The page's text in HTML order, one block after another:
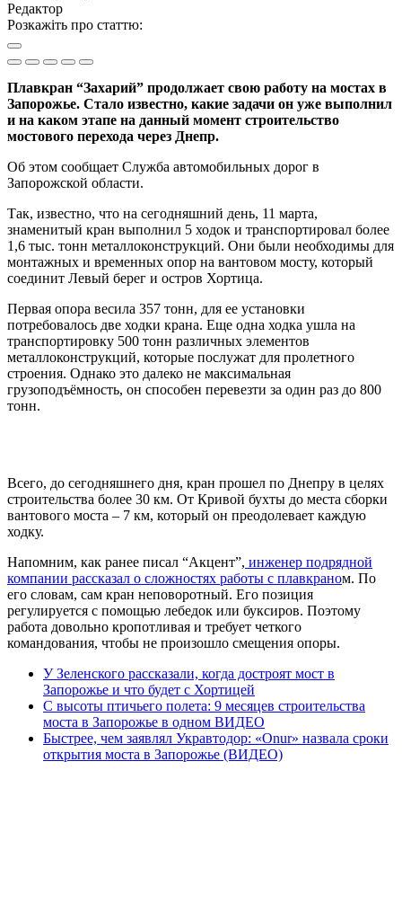
Редактор
Розкажіть про статтю:
Плавкран “Захарий” продолжает свою работу на мостах в
Запорожье. Стало известно, какие задачи он уже выполнил
и на каком этапе на данный момент строительство
мостового перехода через Днепр.
Об этом сообщает Служба автомобильных дорог в
Запорожской области.
Так, известно, что на сегодняшний день, 11 марта,
знаменитый кран выполнил 5 ходок и транспортировал более
1,6 тыс. тонн металлоконструкций. Они были необходимы для
монтажных и временных опор на вантовом мосту, который
соединит Левый берег и остров Хортица.
Первая опора весила 357 тонн, для ее установки
потребовалось две ходки крана. Еще одна ходка ушла на
транспортировку 500 тонн различных элементов
металлоконструкций, которые послужат для пролетного
строения. Однако это далеко не максимальная
грузоподъёмность, он способен перевезти за один раз до 800
тонн.
Всего, до сегодняшнего дня, кран прошел по Днепру в целях
строительства более 30 км. От Кривой бухты до места сборки
вантового моста – 7 км, который он преодолевает каждую
ходку.
Напомним, как ранее писал “Акцент”, инженер подрядной
компании рассказал о сложностях работы с плавкраном. По
его словам, сам кран неповоротный. Его позиция
регулируется с помощью лебедок или буксиров. Поэтому
работа довольно кропотливая и требует четкого
командования, чтобы не произошло смещения опоры.
У Зеленского рассказали, когда достроят мост в
Запорожье и что будет с Хортицей
С высоты птичьего полета: 9 месяцев строительства
моста в Запорожье в одном ВИДЕО
Быстрее, чем заявлял Укравтодор: «Onur» назвала сроки
открытия моста в Запорожье (ВИДЕО)